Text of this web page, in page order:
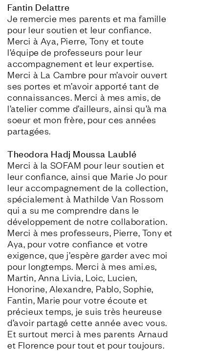
Fantin Delattre
Je remercie mes parents et ma famille
pour leur soutien et leur confiance.
Merci à Aya, Pierre, Tony et toute
l’équipe de professeurs pour leur
accompagnement et leur expertise.
Merci à La Cambre pour m’avoir ouvert
ses portes et m’avoir apporté tant de
connaissances. Merci à mes amis, de
l’atelier comme d’ailleurs, ainsi qu’à ma
soeur et mon frère, pour ces années
partagées.
Theodora Hadj Moussa Laublé
Merci à la SOFAM pour leur soutien et
leur confiance, ainsi que Marie Jo pour
leur accompagnement de la collection,
spécialement à Mathilde Van Rossom
qui a su me comprendre dans le
développement de notre collaboration.
Merci à mes professeurs, Pierre, Tony et
Aya, pour votre confiance et votre
exigence, que j’espère garder avec moi
pour longtemps. Merci à mes ami.es,
Martin, Anna Livia, Loic, Lucien,
Honorine, Alexandre, Pablo, Sophie,
Fantin, Marie pour votre écoute et
précieux temps, je suis très heureuse
d’avoir partagé cette année avec vous.
Et surtout merci à mes parents Arnaud
et Florence pour tout et pour toujours.